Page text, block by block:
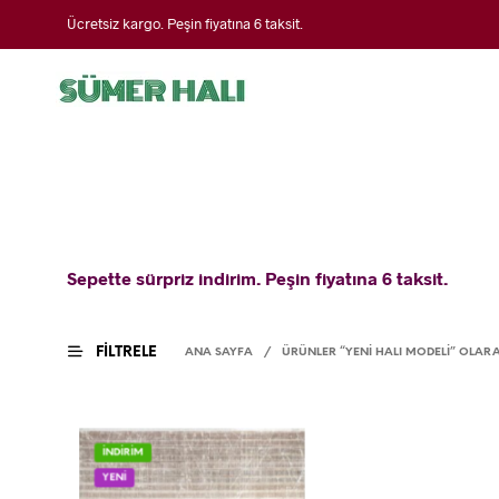
Ücretsiz kargo. Peşin fiyatına 6 taksit.
Sepette sürpriz indirim. Peşin fiyatına 6 taksit.
FILTRELE ANA SAYFA / ÜRÜNLER “YENI HALI MODELI”
İNDİRİM
YENİ